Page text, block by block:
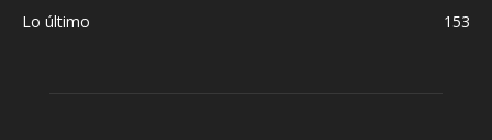
Lo último
153